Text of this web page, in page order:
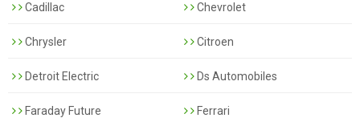
Cadillac Chevrolet
Chrysler Citroen
Detroit Electric Ds Automobiles
Faraday Future Ferrari